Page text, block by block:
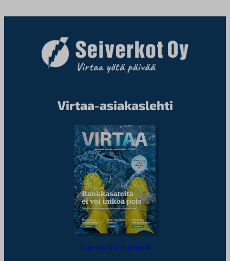
Virtaa-asiakaslehti
Lue uusin numero